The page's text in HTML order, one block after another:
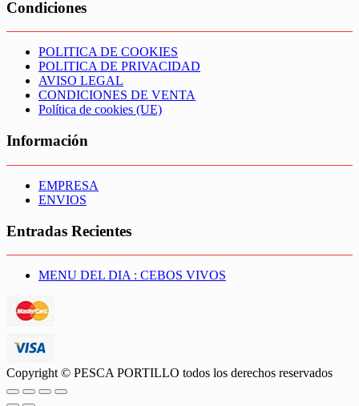
Condiciones
POLITICA DE COOKIES
POLITICA DE PRIVACIDAD
AVISO LEGAL
CONDICIONES DE VENTA
Política de cookies (UE)
Información
EMPRESA
ENVIOS
Entradas Recientes
MENU DEL DIA : CEBOS VIVOS
Copyright © PESCA PORTILLO todos los derechos reservados